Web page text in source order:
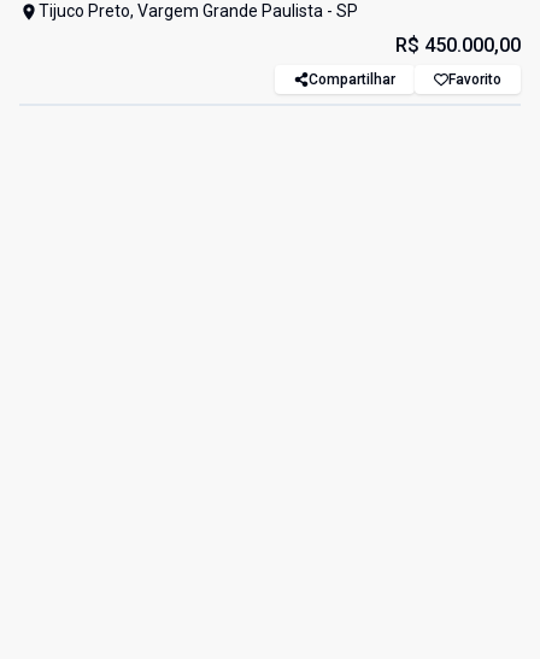
Tijuco Preto, Vargem Grande Paulista - SP
R$ 450.000,00
Compartilhar Favorito